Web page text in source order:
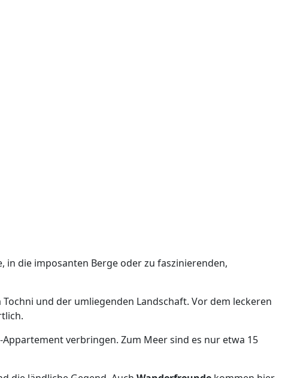
in die imposanten Berge oder zu faszinierenden,
und der umliegenden Landschaft. Vor dem leckeren
verbringen. Zum Meer sind es nur etwa 15